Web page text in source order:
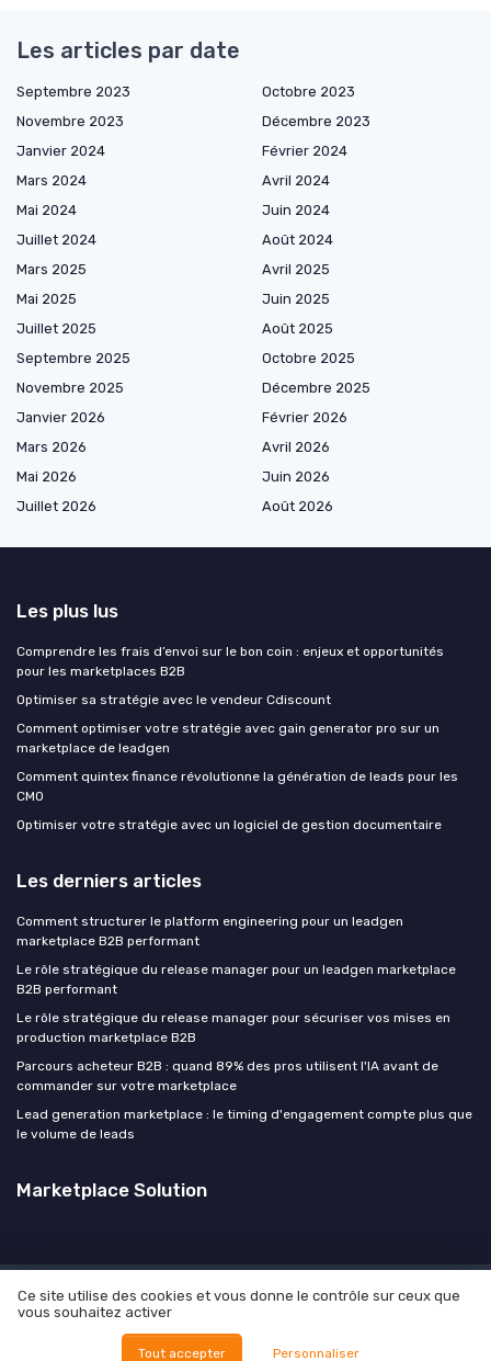
Les articles par date
Septembre 2023
Octobre 2023
Novembre 2023
Décembre 2023
Janvier 2024
Février 2024
Mars 2024
Avril 2024
Mai 2024
Juin 2024
Juillet 2024
Août 2024
Mars 2025
Avril 2025
Mai 2025
Juin 2025
Juillet 2025
Août 2025
Septembre 2025
Octobre 2025
Novembre 2025
Décembre 2025
Janvier 2026
Février 2026
Mars 2026
Avril 2026
Mai 2026
Juin 2026
Juillet 2026
Août 2026
Les plus lus
Comprendre les frais d’envoi sur le bon coin : enjeux et opportunités
pour les marketplaces B2B
Optimiser sa stratégie avec le vendeur Cdiscount
Comment optimiser votre stratégie avec gain generator pro sur un
marketplace de leadgen
Comment quintex finance révolutionne la génération de leads pour les
CMO
Optimiser votre stratégie avec un logiciel de gestion documentaire
Les derniers articles
Comment structurer le platform engineering pour un leadgen
marketplace B2B performant
Le rôle stratégique du release manager pour un leadgen marketplace
B2B performant
Le rôle stratégique du release manager pour sécuriser vos mises en
production marketplace B2B
Parcours acheteur B2B : quand 89% des pros utilisent l'IA avant de
commander sur votre marketplace
Lead generation marketplace : le timing d'engagement compte plus que
le volume de leads
Marketplace Solution
Mentions légales Politique de confidentialité
Culture
Manifesto
Carrière
© Marketplace Solution 2026
Ce site utilise des cookies et vous donne le contrôle sur ceux que
vous souhaitez activer
Tout accepter Personnaliser